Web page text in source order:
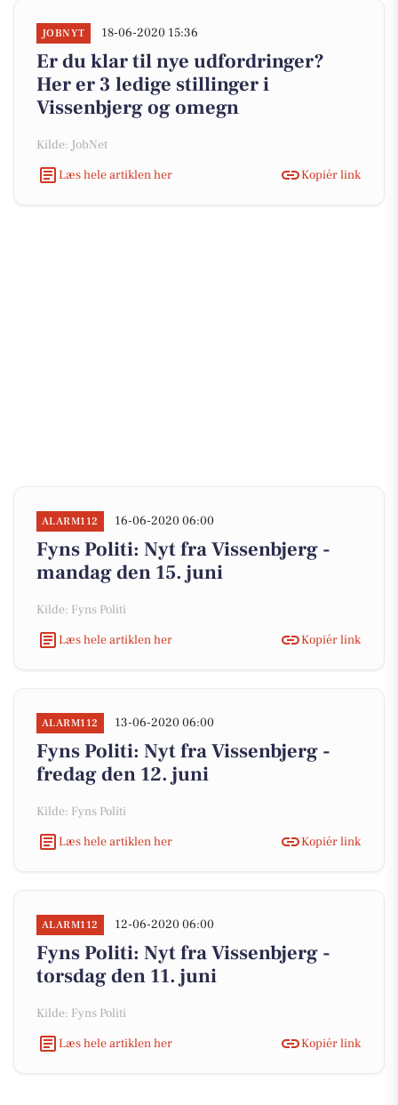
JOBNYT 18-06-2020 15:36
Er du klar til nye udfordringer?
Her er 3 ledige stillinger i
Vissenbjerg og omegn
Kilde: JobNet
Læs hele artiklen her
Kopiér link
ALARM112 16-06-2020 06:00
Fyns Politi: Nyt fra Vissenbjerg -
mandag den 15. juni
Kilde: Fyns Politi
Læs hele artiklen her
Kopiér link
ALARM112 13-06-2020 06:00
Fyns Politi: Nyt fra Vissenbjerg -
fredag den 12. juni
Kilde: Fyns Politi
Læs hele artiklen her
Kopiér link
ALARM112 12-06-2020 06:00
Fyns Politi: Nyt fra Vissenbjerg -
torsdag den 11. juni
Kilde: Fyns Politi
Læs hele artiklen her
Kopiér link